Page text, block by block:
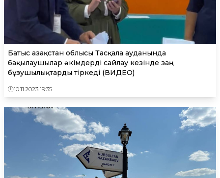
Батыс Қазақстан облысы Тасқала ауданында
бақылаушылар әкімдерді сайлау кезінде заң
бұзушылықтарды тіркеді (ВИДЕО)
10.11.2023 19:35